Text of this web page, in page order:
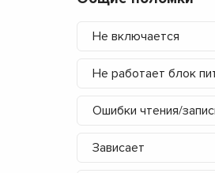
Не включается
Не работает блок
Ошибки чтения/
Зависает